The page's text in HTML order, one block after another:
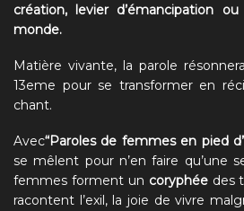
création, levier d’émancipation
monde.
Matière vivante, la parole
13eme pour se transformer en
chant.
Avec“Paroles de femmes en pied
se mêlent pour n’en faire qu’une
femmes forment un coryphéedes
racontent l’exil, la joie de vivre